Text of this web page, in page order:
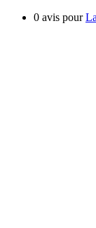
0 avis pour